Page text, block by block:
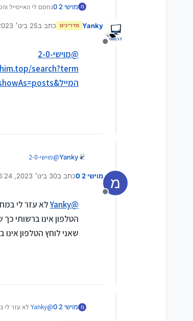
מ מוישי 2 0
נחסם לי האיימייל
מנותק
Yanky מדריכים כתב ב25 בינו׳ 2023, 22:19
נערך
@מוישי-2-0
המייל&in=titles&matchWords=all&sortBy=topic.title&sortDirection=desc&showAs=posts
Yanky
@מוישי-2-0
מ
מנותק
מוישי 2 0 כתב ב30 בינו׳ 2023, 16:24
נערך לאחרונה על ידי
@
Yankyלא עזר לי
הטלפון אינו ברשותי
שאני לוחץ הטלפון
מ מוישי 2 0 @
Yanky לא עזר לי